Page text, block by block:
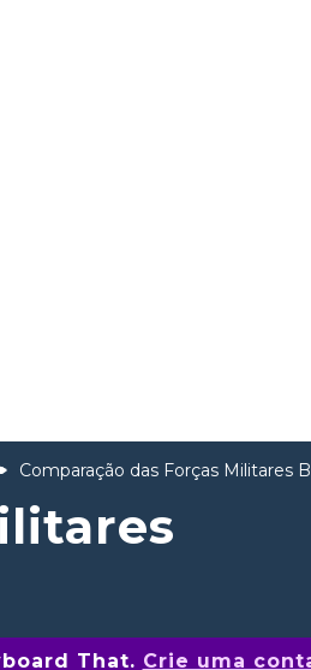
Comparação das Forças Militares
That. Crie uma